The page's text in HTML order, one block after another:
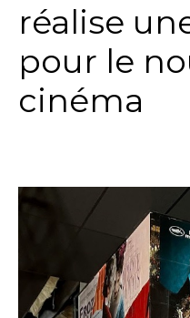
réalise
pour le
cinéma